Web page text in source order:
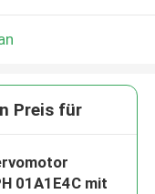
Preis für
01A1E4C mit